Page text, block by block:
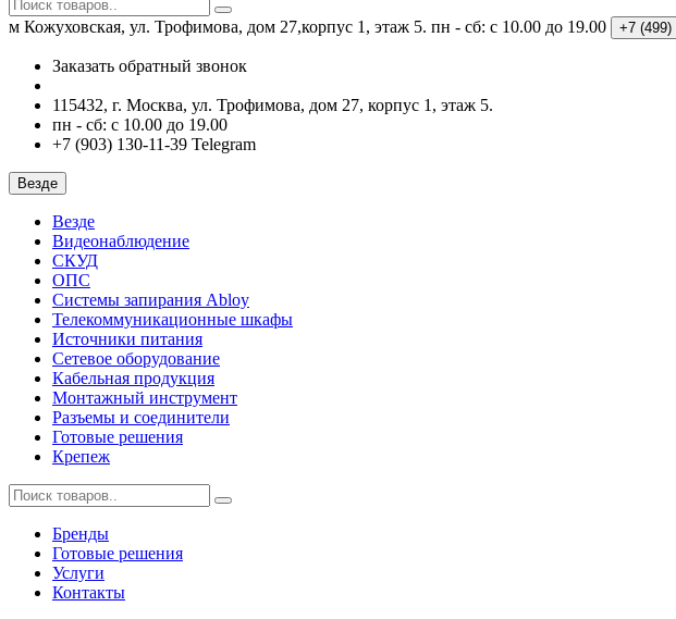
м Кожуховская, ул. Трофимова, дом 27,корпус 1, этаж 5. пн - сб: с 10.00 до 19.00 +7 (499)
Заказать обратный звонок
115432, г. Москва, ул. Трофимова, дом 27, корпус 1, этаж 5.
пн - сб: с 10.00 до 19.00
+7 (903) 130-11-39 Telegram
Везде
Везде
Видеонаблюдение
СКУД
ОПС
Системы запирания Abloy
Телекоммуникационные шкафы
Источники питания
Сетевое оборудование
Кабельная продукция
Монтажный инструмент
Разъемы и соединители
Готовые решения
Крепеж
Бренды
Готовые решения
Услуги
Контакты